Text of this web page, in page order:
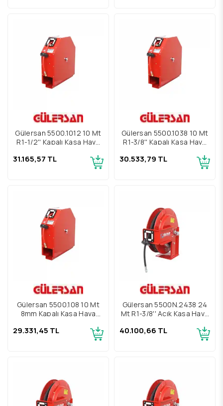
Gülersan 5500.1012 10 Mt
R1-1/2'' Kapalı Kasa Hava
31.165,57 TL
Gülersan 5500.1038 10 Mt
R1-3/8'' Kapalı Kasa Hava
30.533,79 TL
Gülersan 5500.108 10 Mt
8mm Kapalı Kasa Hava
29.331,45 TL
Gülersan 5500N.2438 24
Mt R1-3/8'' Açık Kasa Hava
40.100,66 TL